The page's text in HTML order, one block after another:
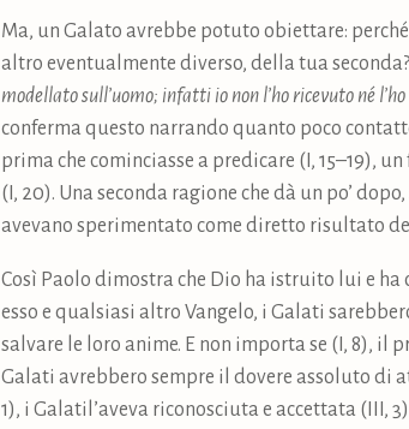
Ma, un Galato avrebbe potuto obiettare:
altro eventualmente diverso, della tua
modellato sull’uomo; infatti io non l’ho ricevuto né
conferma questo narrando quanto poco
prima che cominciasse a predicare (I, 15–19),
(I, 20). Una seconda ragione che dà un po’
avevano sperimentato come diretto risultato
Così Paolo dimostra che Dio ha istruito lui e
esso e qualsiasi altro Vangelo, i Galati
salvare le loro anime. E non importa se (I, 8), il
Galati avrebbero sempre il dovere assoluto di
1), i Galatil’aveva riconosciuta e accettata (III,